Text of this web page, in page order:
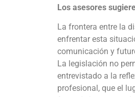
Los asesores
La frontera entre la
enfrentar esta
comunicación y
La legislación no
entrevistado a la
profesional, que el